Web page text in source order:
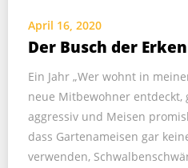
April 16, 2020
Der Busch der
Ein Jahr „Wer wohnt in
neue Mitbewohner entdeckt,
aggressiv und Meisen
dass Gartenameisen gar
verwenden,